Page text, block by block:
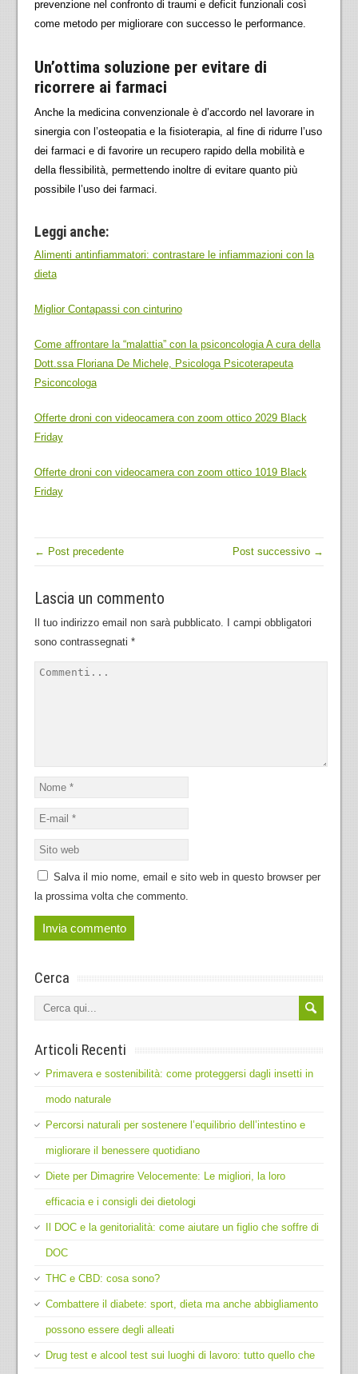
prevenzione nel confronto di traumi e deficit funzionali così
come metodo per migliorare con successo le performance.
Un’ottima soluzione per evitare di
ricorrere ai farmaci
Anche la medicina convenzionale è d’accordo nel lavorare in
sinergia con l’osteopatia e la fisioterapia, al fine di ridurre l’uso
dei farmaci e di favorire un recupero rapido della mobilità e
della flessibilità, permettendo inoltre di evitare quanto più
possibile l’uso dei farmaci.
Leggi anche:
Alimenti antinfiammatori: contrastare le infiammazioni con la
dieta
Miglior Contapassi con cinturino
Come affrontare la “malattia” con la psiconcologia A cura della
Dott.ssa Floriana De Michele, Psicologa Psicoterapeuta
Psiconcologa
Offerte droni con videocamera con zoom ottico 2029 Black
Friday
Offerte droni con videocamera con zoom ottico 1019 Black
Friday
← Post precedente Post successivo →
Lascia un commento
Il tuo indirizzo email non sarà pubblicato.
I campi obbligatori
sono contrassegnati *
Salva il mio nome, email e sito web in questo browser per
la prossima volta che commento.
Cerca
Articoli Recenti
Primavera e sostenibilità: come proteggersi dagli insetti in
modo naturale
Percorsi naturali per sostenere l’equilibrio dell’intestino e
migliorare il benessere quotidiano
Diete per Dimagrire Velocemente: Le migliori, la loro
efficacia e i consigli dei dietologi
Il DOC e la genitorialità: come aiutare un figlio che soffre di
DOC
THC e CBD: cosa sono?
Combattere il diabete: sport, dieta ma anche abbigliamento
possono essere degli alleati
Drug test e alcool test sui luoghi di lavoro: tutto quello che